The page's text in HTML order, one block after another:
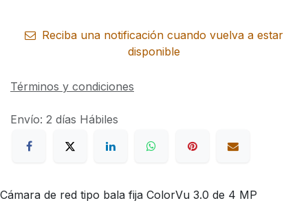
Reciba una notificación cuando vuelva a estar
disponible
Términos y condiciones
Envío: 2 días Hábiles
Cámara de red tipo bala fija ColorVu 3.0 de 4 MP